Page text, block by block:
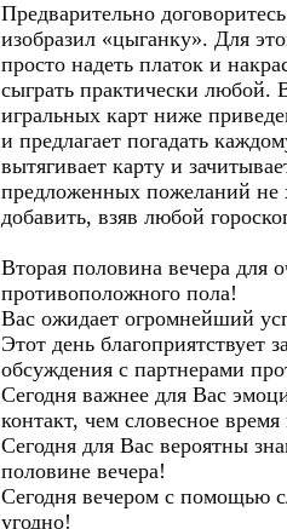
Предварительно
изобразил «цыганку». Для
просто надеть платок и
сыграть практически любой.
игральных карт ниже
и предлагает погадать
вытягивает карту и
предложенных пожеланий не
добавить, взяв любой
Вторая половина вечера для
противоположного пола!
Вас ожидает огромнейший
Этот день
обсуждения с партнерами
Сегодня важнее для Вас
контакт, чем словесное
Сегодня для Вас вероятны
половине вечера!
Сегодня вечером с помощью
угодно!